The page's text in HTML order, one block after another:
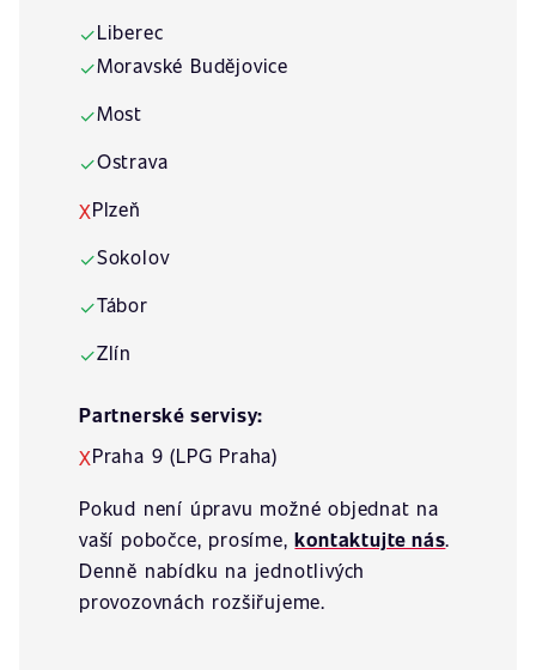
✓Liberec
✓Moravské Budějovice
✓Most
✓Ostrava
XPlzeň
✓Sokolov
✓Tábor
✓Zlín
Partnerské servisy:
XPraha 9 (LPG Praha)
Pokud není úpravu možné objednat na
vaší pobočce, prosíme,kontaktujte nás.
Denně nabídku na jednotlivých
provozovnách rozšiřujeme.